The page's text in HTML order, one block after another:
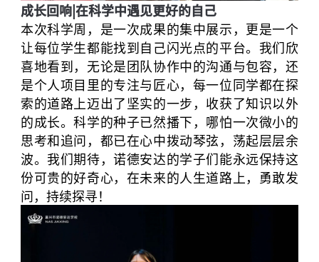
成长回响|在科学中遇见更好的自己
本次科学周，是一次成果的集中展示，更是一个
让每位学生都能找到自己闪光点的平台。 我们欣
喜地看到，无论是团队协作中的沟通与包容，还
是个人项目里的专注与匠心，每一位同学都在探
索的道路上迈出了坚实的一步，收获了知识以外
的成长。科学的种子已然播下，哪怕一次微小的
思考和追问，都已在心中拨动琴弦，荡起层层余
波。我们期待，诺德安达的学子们能永远保持这
份可贵的好奇心，在未来的人生道路上，勇敢发
问，持续探寻！